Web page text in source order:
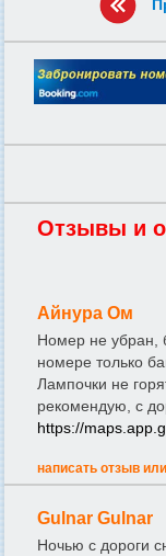
Отзывы и
Айнура Ом
Номер не убран,
номере только
Лампочки не
рекомендую, с
https://
написать отзыв
Gulnar Gulnar
Ночью с дороги